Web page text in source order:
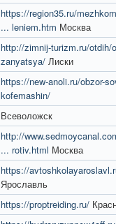
https://region35.ru/
... leniem.htm Москва
http://zimnij-turizm.ru/otdih/
zanyatsya/ Лиски
https://new-anoli.ru/obzor-
kofemashin/
Всеволожск
http://
... rotiv.html Москва
https://
Ярославль
https://proptreiding.ru/